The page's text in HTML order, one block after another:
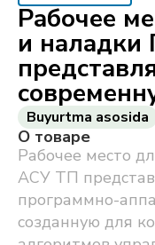
Рабочее
и
Buyurtma asosida
О товаре
Рабочее место
АСУ ТП
программно-
созданную для